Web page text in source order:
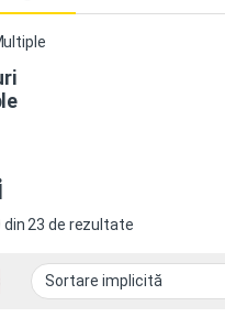
din 23 de rezultate